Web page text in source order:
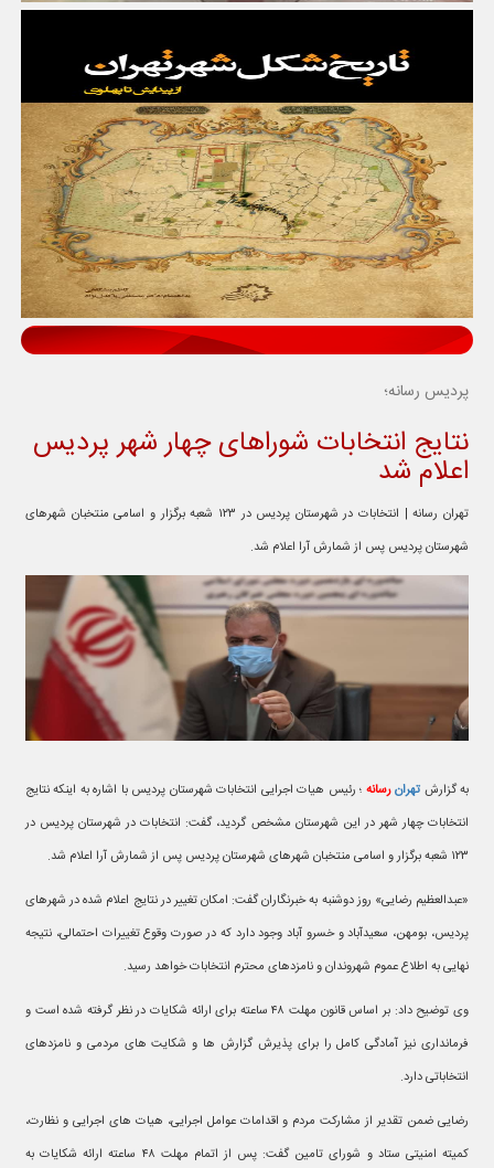
پردیس رسانه؛
نتایج انتخابات شوراهای چهار شهر پردیس
اعلام شد
تهران رسانه | انتخابات در شهرستان پردیس در ۱۲۳ شعبه برگزار و اسامی منتخبان شهرهای
شهرستان پردیس پس از شمارش آرا اعلام شد.
به گزارش تهرانرسانه ؛ رئیس هیات اجرایی انتخابات شهرستان پردیس با اشاره به اینکه نتایج
انتخابات چهار شهر در این شهرستان مشخص گردید، گفت: انتخابات در شهرستان پردیس در
۱۲۳ شعبه برگزار و اسامی منتخبان شهرهای شهرستان پردیس پس از شمارش آرا اعلام شد.
«عبدالعظیم رضایی» روز دوشنبه به خبرنگاران گفت: امکان تغییر در نتایج اعلام شده در شهرهای
پردیس، بومهن، سعیدآباد و خسرو آباد وجود دارد که در صورت وقوع تغییرات احتمالی، نتیجه
نهایی به اطلاع عموم شهروندان و نامزدهای محترم انتخابات خواهد رسید.
وی توضیح داد: بر اساس قانون مهلت ۴۸ ساعته برای ارائه شکایات در نظر گرفته شده است و
فرمانداری نیز آمادگی کامل را برای پذیرش گزارش ها و شکایت های مردمی و نامزدهای
انتخاباتی دارد.
رضایی ضمن تقدیر از مشارکت مردم و اقدامات عوامل اجرایی، هیات های اجرایی و نظارت،
کمیته امنیتی ستاد و شورای تامین گفت: پس از اتمام مهلت ۴۸ ساعته ارائه شکایات به